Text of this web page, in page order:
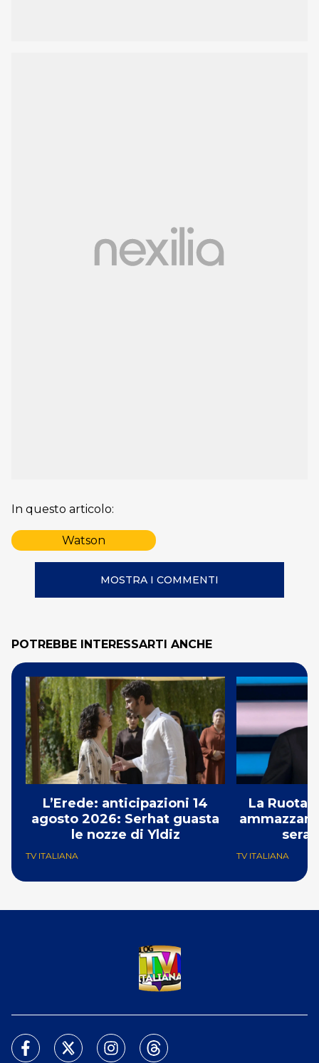
In questo articolo:
Watson
MOSTRA I COMMENTI
POTREBBE INTERESSARTI ANCHE
L’Erede: anticipazioni 14
agosto 2026: Serhat guasta
le nozze di Yldiz
TV ITALIANA
La Ruota
TV ITALIANA